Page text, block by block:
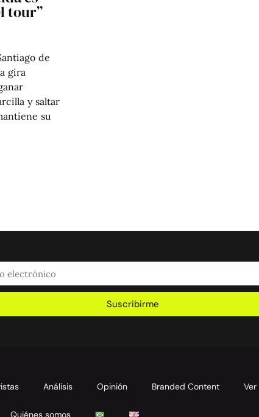
tour”
de
gira
y saltar
su
Suscribirme
Análisis Opinión Branded Content
Quiénes somos